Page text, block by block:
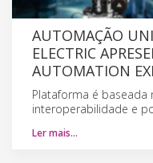
AUTOMAÇÃO
ELECTRIC
AUTOMATION
Plataforma é baseada
interoperabilidade e
Ler mais…